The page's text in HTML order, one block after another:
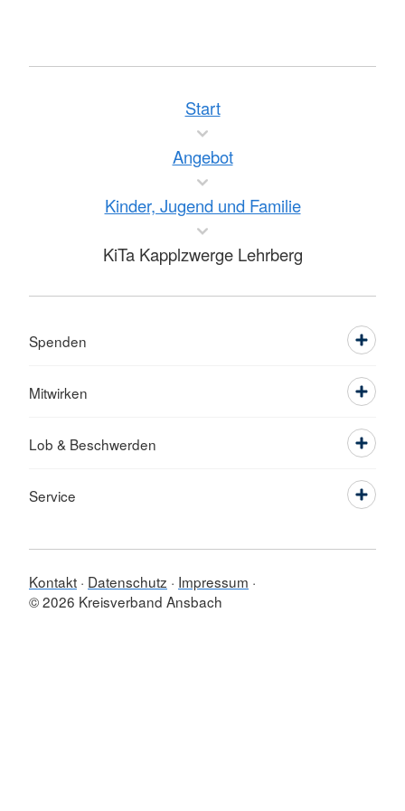
Start
Angebot
Kinder, Jugend und Familie
KiTa Kapplzwerge Lehrberg
Spenden
Mitwirken
Lob & Beschwerden
Service
Kontakt Datenschutz
Impressum
© 2026 Kreisverband Ansbach